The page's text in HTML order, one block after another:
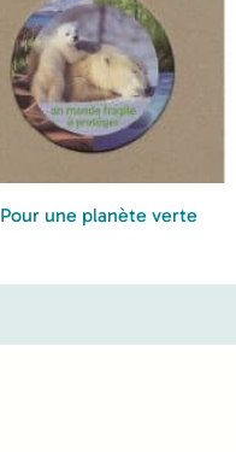
Pour une planète verte